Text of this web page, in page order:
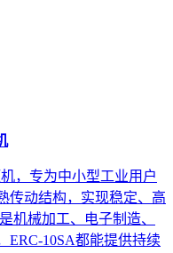
，专为中小型工业用户
传动结构，实现稳定、高
机械加工、电子制造、
ERC-10SA都能提供持续